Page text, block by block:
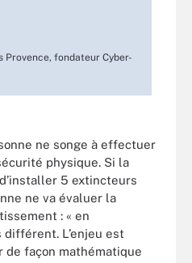
Provence, fondateur Cyber-
ne songe à effectuer
physique. Si la
5 extincteurs
ne va évaluer la
: « en
L’enjeu est
de façon mathématique